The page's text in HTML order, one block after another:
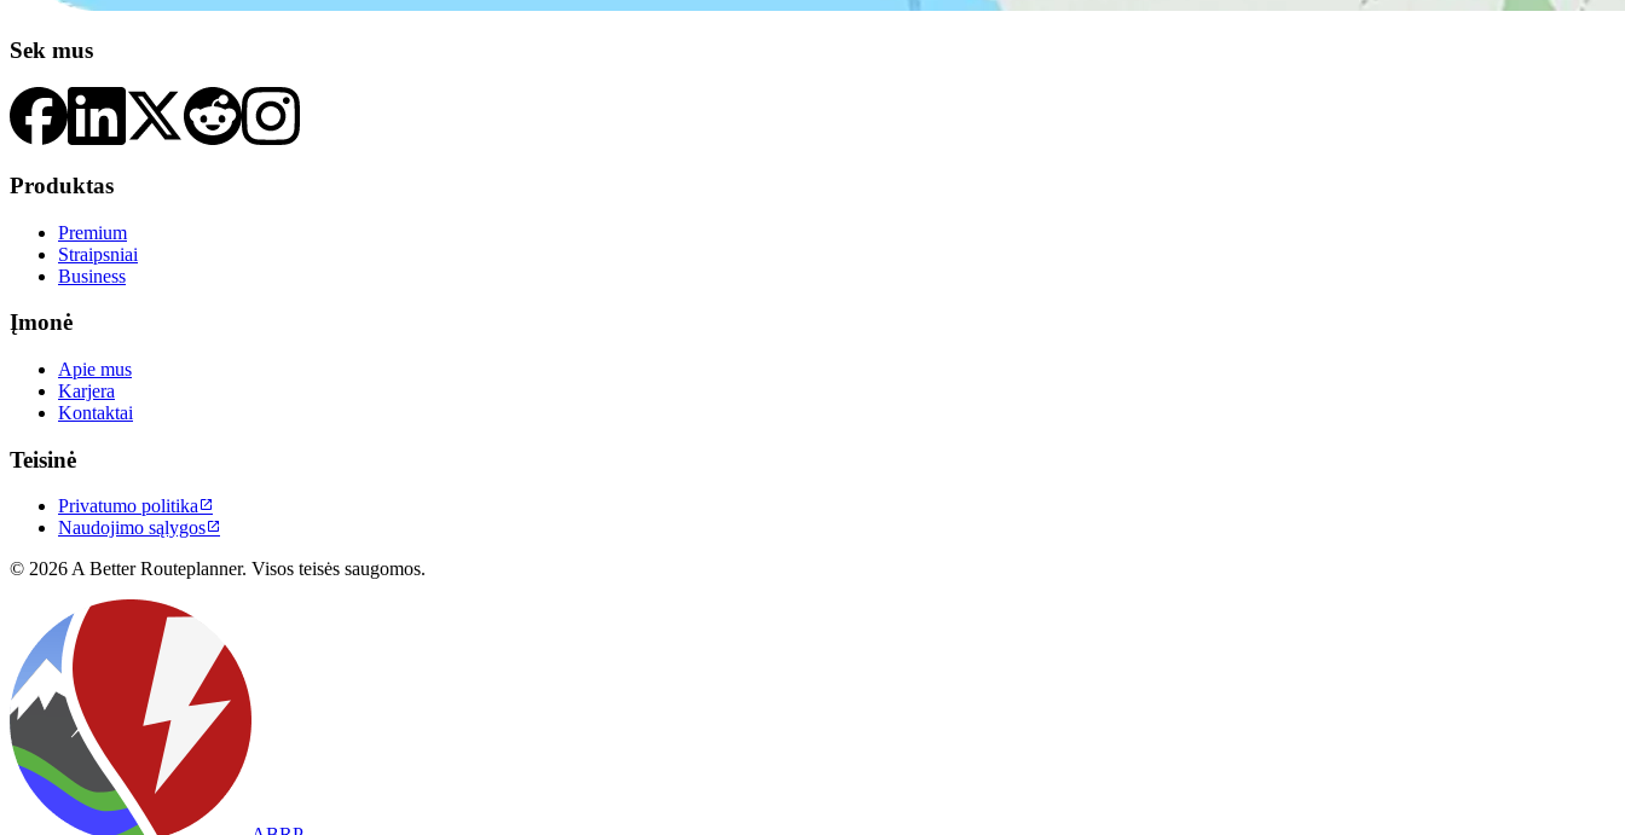
Sek mus
Produktas
Premium
Straipsniai
Business
Įmonė
Apie mus
Karjera
Kontaktai
Teisinė
Privatumo politika
Naudojimo sąlygos
© 2026 A Better Routeplanner. Visos teisės saugomos.